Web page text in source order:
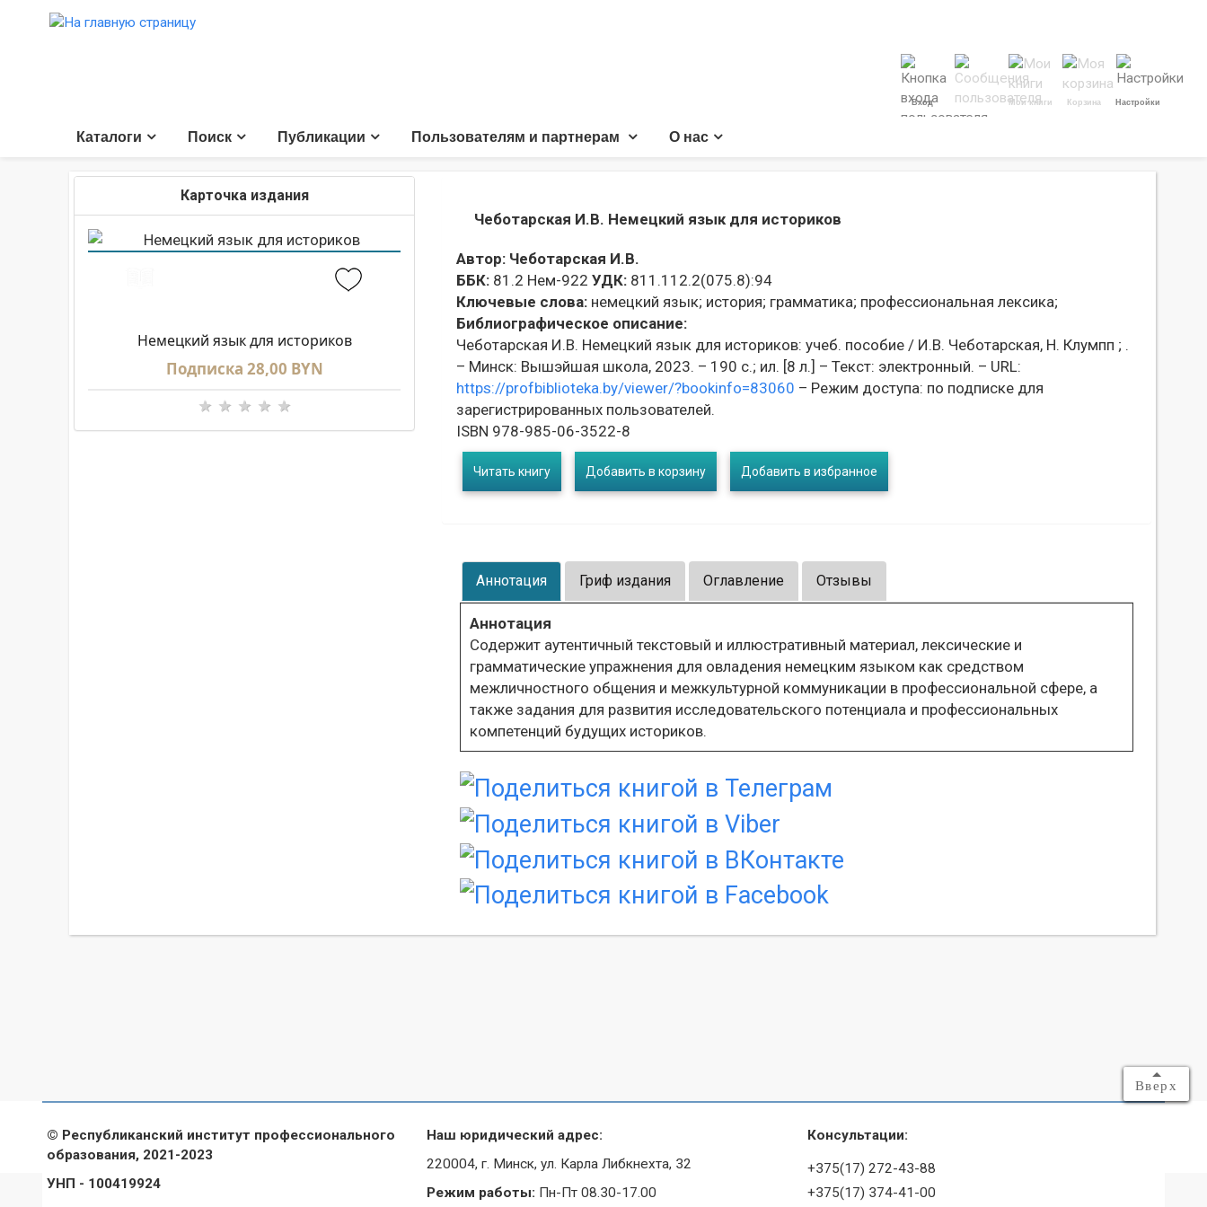
Вход Мои книги Корзина Настройки
Каталоги Поиск Публикации Пользователям и партнерам О нас
Карточка издания
Немецкий язык для историков
Подписка 28,00 BYN
Чеботарская И.В. Немецкий язык для историков
Автор: Чеботарская И.В.
ББК: 81.2 Нем-922 УДК: 811.112.2(075.8):94
Ключевые слова: немецкий язык; история; грамматика; профессиональная лексика;
Библиографическое описание:
Чеботарская И.В. Немецкий язык для историков: учеб. пособие / И.В. Чеботарская, Н. Клумпп ; .
– Минск: Вышэйшая школа, 2023. – 190 с.; ил. [8 л.] – Текст: электронный. – URL:
https://profbiblioteka.by/viewer/?bookinfo=83060 – Режим доступа: по подписке для
зарегистрированных пользователей.
ISBN 978-985-06-3522-8
Читать книгу Добавить в корзину Добавить в избранное
Аннотация Гриф издания Оглавление Отзывы
Аннотация
Содержит аутентичный текстовый и иллюстративный материал, лексические и
грамматические упражнения для овладения немецким языком как средством
межличностного общения и межкультурной коммуникации в профессиональной сфере, а
также задания для развития исследовательского потенциала и профессиональных
компетенций будущих историков.
Вверх
© Республиканский институт профессионального
образования, 2021-2023
УНП - 100419924
Наш юридический адрес:
220004, г. Минск, ул. Карла Либкнехта, 32
Режим работы: Пн-Пт 08.30-17.00
Консультации:
+375(17) 272-43-88
+375(17) 374-41-00